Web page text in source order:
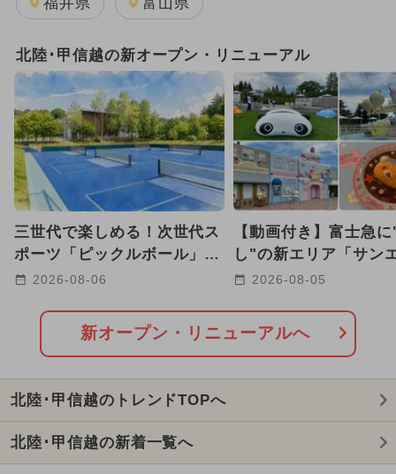
2024年7月のイベント
2025年7月のイベント
2025年10月のイベント
2026年8月のイベント
2025年9月のイベント
2024年8月のイベント
2025年11月のイベント アウトドア
2025年5月のイベント
2025年12月のイベント
北陸･甲信越の新オープン・リニューアル
三世代で楽しめる！次世代ス
ポーツ「ピックルボール」が
八ヶ岳の高原リゾートに登場
2026-08-06
【動画付き】富士急
し"の新エリア「サン
ス パラダイス」に潜
2026-08-05
新オープン・リニューアルへ
北陸･甲信越のトレンドTOPへ
北陸･甲信越の新着一覧へ